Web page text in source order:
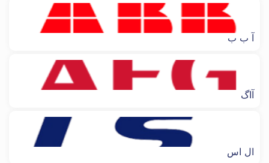
آ ب ب
آاگ
ال اس